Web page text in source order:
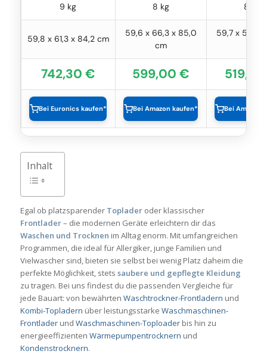
9 kg 8 kg 8 kg
59,8 x 61,3 x 84,2 cm
59,6 x 66,3 x 85,0
cm
59,7 x 54,0
742,30 € 599,00 €
Bei Euronics kaufen* Bei Amazon kaufen* Bei Amazon
Inhalt
Egal ob platzsparender Topladeroder klassischer
Frontlader– die modernen Geräte erleichtern dir das
Waschen und Trocknen im Alltag enorm. Mit umfangreichen
Programmen, die ideal für Allergiker, junge Familien und
Vielwascher sind, bieten sie selbst bei wenig Platz daheim die
perfekte Möglichkeit, stets saubere und gepflegte Kleidung
zu tragen. Bei uns findest du die passenden Vergleiche für
jede Bauart: von bewährten Waschtrockner-Frontladern und
Kombi-Topladern über leistungsstarke Waschmaschinen-
Frontladerund Waschmaschinen-Toploaderbis hin zu
energieeffizienten Wärmepumpentrocknern und
Kondenstrocknern.